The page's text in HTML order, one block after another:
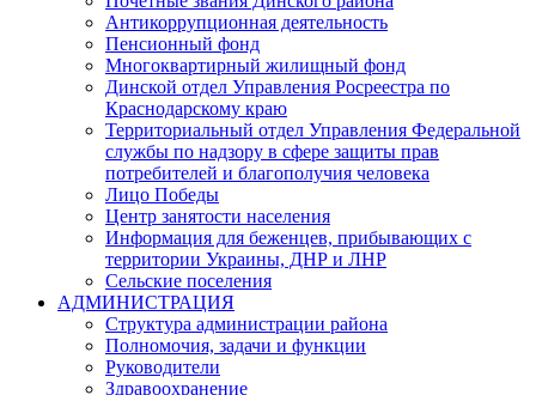
Антикоррупционная деятельность
Пенсионный фонд
Многоквартирный жилищный фонд
Динской отдел Управления Росреестра по
Краснодарскому краю
Территориальный отдел Управления Федеральной
службы по надзору в сфере защиты прав
потребителей и благополучия человека
Лицо Победы
Центр занятости населения
Информация для беженцев, прибывающих с
территории Украины, ДНР и ЛНР
Сельские поселения
АДМИНИСТРАЦИЯ
Структура администрации района
Полномочия, задачи и функции
Руководители
Здравоохранение